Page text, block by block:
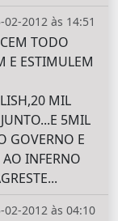
02-2012 às 14:51
TODO
E ESTIMULEM
MIL
5MIL
GOVERNO E
AO INFERNO
02-2012 às 04:10